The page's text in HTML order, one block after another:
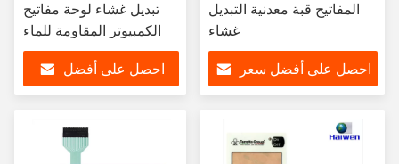
تبديل غشاء لوحة مفاتيح
الكمبيوتر المقاومة للماء
احصل على أفضل
المفاتيح قبة معدنية التبديل
غشاء
احصل على أفضل سعر